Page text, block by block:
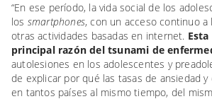
“En ese período, la vida social de los
los smartphones, con un acceso continuo
otras actividades basadas en internet.
principal razón del tsunami de
autolesiones en los adolescentes y
de explicar por qué las tasas de ansiedad
en tantos países al mismo tiempo, del